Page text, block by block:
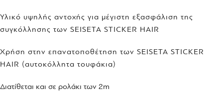
Υλικό υψηλής αντοχής για μέγιστη εξασφάλιση της
συγκόλλησης των SEISETA STICKER HAIR
Χρήση στην επανατοποθέτηση των SEISETA STICKER
HAIR (αυτοκόλλητα τουφάκια)
Διατίθεται και σε ρολάκι των 2m